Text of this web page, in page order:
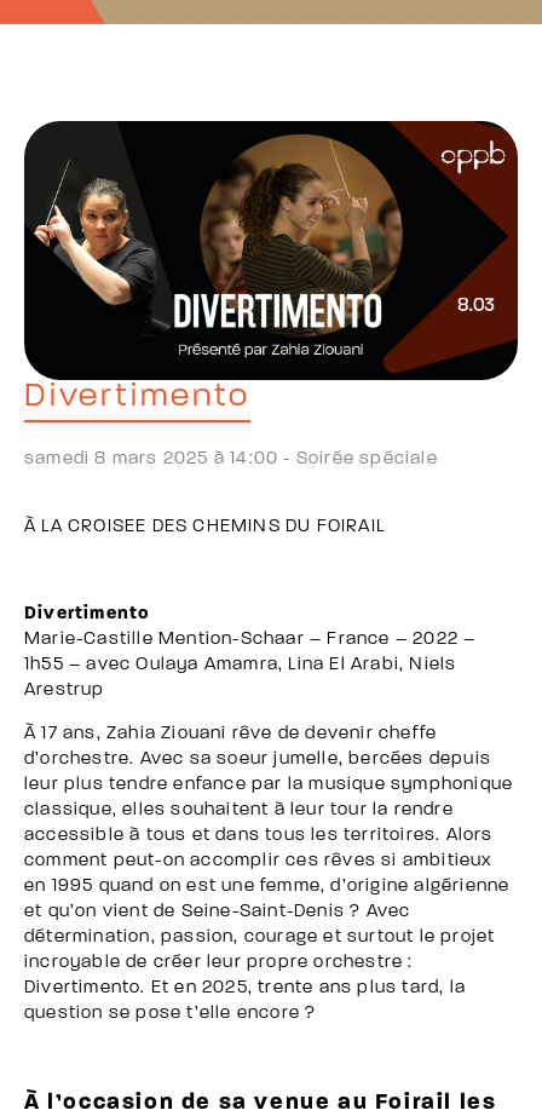
Divertimento
samedi 8 mars 2025 à 14:00 - Soirée spéciale
À LA CROISEE DES CHEMINS DU FOIRAIL
Divertimento
Marie-Castille Mention-Schaar – France – 2022 –
1h55 – avec Oulaya Amamra, Lina El Arabi, Niels
Arestrup
À 17 ans, Zahia Ziouani rêve de devenir cheffe
d’orchestre. Avec sa soeur jumelle, bercées depuis
leur plus tendre enfance par la musique symphonique
classique, elles souhaitent à leur tour la rendre
accessible à tous et dans tous les territoires. Alors
comment peut-on accomplir ces rêves si ambitieux
en 1995 quand on est une femme, d’origine algérienne
et qu’on vient de Seine-Saint-Denis ? Avec
détermination, passion, courage et surtout le projet
incroyable de créer leur propre orchestre :
Divertimento. Et en 2025, trente ans plus tard, la
question se pose t’elle encore ?
À l’occasion de sa venue au Foirail les